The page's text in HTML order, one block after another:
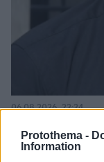
Protothema -
Information
μπορεί να
που
06.08.2026, 22:24